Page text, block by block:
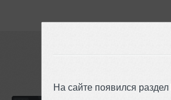
На сайте появился раздел